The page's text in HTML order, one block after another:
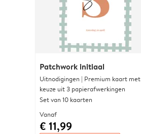
Patchwork initiaal
Uitnodigingen | Premium kaart met
keuze uit 3 papierafwerkingen
Set van 10 kaarten
Vanaf
€ 11,99